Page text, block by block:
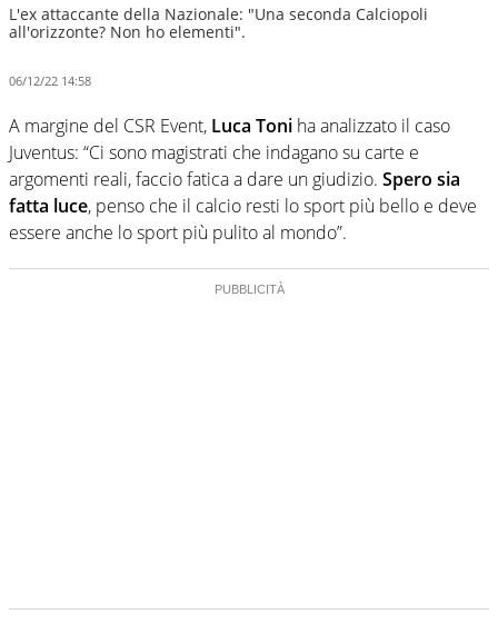
L'ex attaccante della Nazionale: "Una seconda Calciopoli
all'orizzonte? Non ho elementi".
06/12/22 14:58
A margine del CSR Event, Luca Toni ha analizzato il caso
Juventus: “Ci sono magistrati che indagano su carte e
argomenti reali, faccio fatica a dare un giudizio. Spero sia
fatta luce, penso che il calcio resti lo sport più bello e deve
essere anche lo sport più pulito al mondo”.